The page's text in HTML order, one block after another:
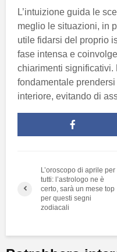
L’intuizione guida le
meglio le situazioni, in
utile fidarsi del proprio
fase intensa e
chiarimenti significativi.
fondamentale
interiore, evitando di
L’oroscopo di aprile per
tutti: l’astrologo ne è
certo, sarà un mese top
per questi segni
zodiacali